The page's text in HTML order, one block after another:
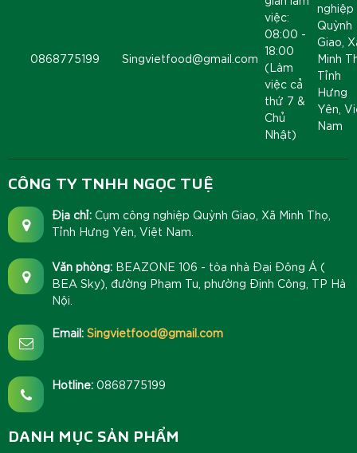
0868775199 Singvietfood@gmail.com
việc:
08:00 -
18:00
(Làm
việc cả
thứ 7 &
Chủ
Nhật)
nghiệp
Quỳnh
Giao,
Minh
Tỉnh
Hưng
Yên,
Nam
CÔNG TY TNHH NGỌC TUỆ
Địa chỉ: Cụm công nghiệp Quỳnh Giao, Xã Minh Thọ,
Tỉnh Hưng Yên, Việt Nam.
Văn phòng: BEAZONE 106 - tòa nhà Đại Đông Á (
BEA Sky), đường Phạm Tu, phường Định Công, TP Hà
Nội.
Email: Singvietfood@gmail.com
Hotline: 0868775199
DANH MỤC SẢN PHẨM